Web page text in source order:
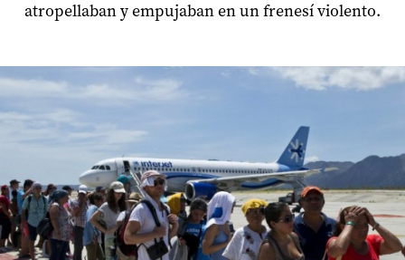
atropellaban y empujaban en un frenesí violento.